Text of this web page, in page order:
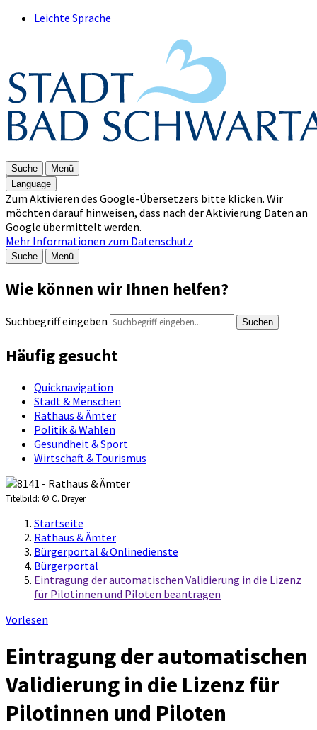
Leichte Sprache
Suche
Menü
Language
Zum Aktivieren des Google-Übersetzers bitte klicken. Wir
möchten darauf hinweisen, dass nach der Aktivierung Daten an
Google übermittelt werden.
Mehr Informationen zum Datenschutz
Suche Menü
Wie können wir Ihnen helfen?
Suchbegriff eingeben Suchen
Häufig gesucht
Quicknavigation
Stadt & Menschen
Rathaus & Ämter
Politik & Wahlen
Gesundheit & Sport
Wirtschaft & Tourismus
Titelbild: © C. Dreyer
Startseite
Rathaus & Ämter
Bürgerportal & Onlinedienste
Bürgerportal
Eintragung der automatischen Validierung in die Lizenz
für Pilotinnen und Piloten beantragen
Vorlesen
Eintragung der automatischen
Validierung in die Lizenz für
Pilotinnen und Piloten